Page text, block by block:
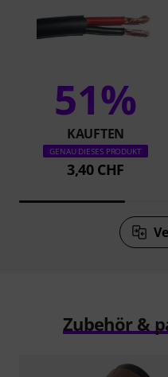
51%
KAUFTEN
GENAU DIESES PRODUKT
3,40 CHF
Zubehör &